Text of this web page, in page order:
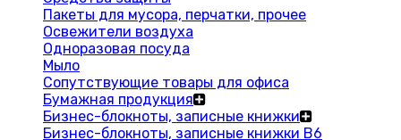
Пакеты для мусора, перчатки, прочее
Освежители воздуха
Одноразовая посуда
Мыло
Сопутствующие товары для офиса
Бумажная продукция
Бизнес-блокноты, записные книжки
Бизнес-блокноты, записные книжки В6